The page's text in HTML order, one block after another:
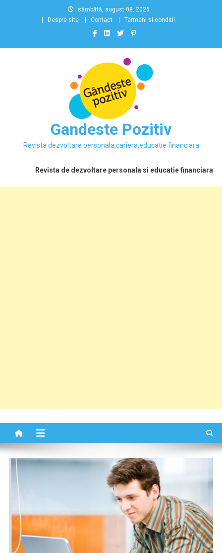
sâmbătă, august 08, 2026
Despre site
Contact Termeni si conditii
Gandeste Pozitiv
Revista dezvoltare personala,cariera,educatie financiara
Revista de dezvoltare personala si educatie financiara